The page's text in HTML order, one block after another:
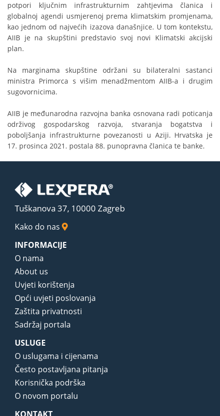
potpori ključnim infrastrukturnim zahtjevima članica i
globalnoj agendi usmjerenoj prema klimatskim promjenama,
kao jednom od najvećih izazova današnjice. U tom kontekstu,
AIIB je na skupštini predstavio svoj novi Klimatski akcijski
plan.
Na marginama skupštine održani su bilateralni sastanci
ministra Primorca s višim menadžmentom AIIB-a i drugim
sugovornicima.
AIIB je međunarodna razvojna banka osnovana radi poticanja
održivog gospodarskog razvoja, stvaranja bogatstva i
poboljšanja infrastrukturne povezanosti u Aziji. Hrvatska je
17. prosinca 2021. postala 88. punopravna članica te banke.
Tuškanova 37, 10000 Zagreb
Kako do nas
INFORMACIJE
O nama
About us
Uvjeti korištenja
Opći uvjeti poslovanja
Zaštita privatnosti
Sadržaj portala
USLUGE
O uslugama i cijenama
Često postavljana pitanja
Korisnička podrška
O novom portalu